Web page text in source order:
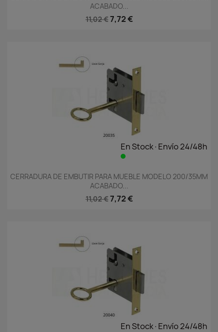
ACABADO...
11,02 €7,72 €
En Stock·Envío 24/48h
CERRADURA DE EMBUTIR PARA MUEBLE MODELO 200/35MM
ACABADO...
11,02 €7,72 €
En Stock·Envío 24/48h